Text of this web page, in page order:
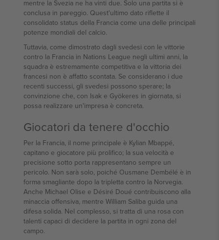
mentre la Svezia ne ha vinti due. Solo una partita si è
conclusa in pareggio. Quest'ultimo dato riflette il
consolidato status della Francia come una delle principali
potenze mondiali del calcio.
Tuttavia, come dimostrato dagli svedesi con le vittorie
contro la Francia in Nations League negli ultimi anni, la
squadra è estremamente competitiva e la vittoria dei
francesi non è affatto scontata. Se considerano i due
recenti successi, gli svedesi possono sperare; la
convinzione che, con Isak e Gyökeres in giornata, si
possa realizzare un'impresa è concreta.
Giocatori da tenere d'occhio
Per la Francia, il nome principale è Kylian Mbappé,
capitano e giocatore più prolifico; la sua velocità e
precisione sotto porta rappresentano sempre un
pericolo. Non sarà solo, poiché Ousmane Dembélé è in
forma smagliante dopo la tripletta contro la Norvegia.
Anche Michael Olise e Désiré Doué contribuiscono alla
minaccia offensiva, mentre William Saliba guida una
difesa solida. Nel complesso, si tratta di una rosa con
talenti capaci di decidere la partita in ogni zona del
campo.